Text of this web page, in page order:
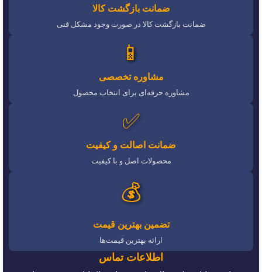
ضمانت بازگشت کالا
ضمانت بازگشت کالا در صورت وجود مشکل فنی
📱
مشاوره تخصصی
مشاوره حرفه‌ای برای انتخاب محصول
✅
ضمانت اصالت و کیفیت
محصولات اصل و با کیفیت
💰
تضمین بهترین قیمت
ارائه بهترین قیمت‌ها
اطلاعات تماس